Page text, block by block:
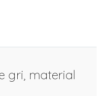
gri, material